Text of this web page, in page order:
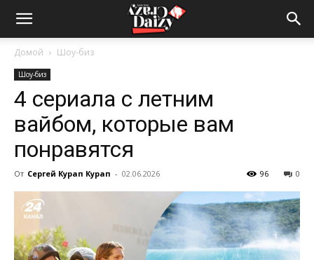
Crazy-
Daizy
сумашедшие
новости
Домой Шоу-биз
Шоу-биз
4 сериала с летним
вайбом, которые вам
понравятся
От Сергей Курап Курап - 02.06.2026 0
96